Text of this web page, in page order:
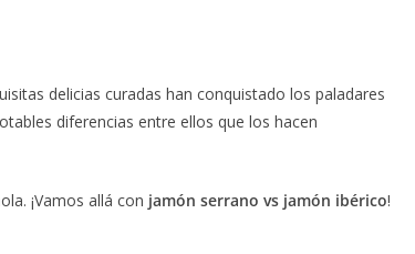
delicias curadas han conquistado los paladares
diferencias entre ellos que los hacen
¡Vamos allá con jamón serrano vs jamón ibérico!